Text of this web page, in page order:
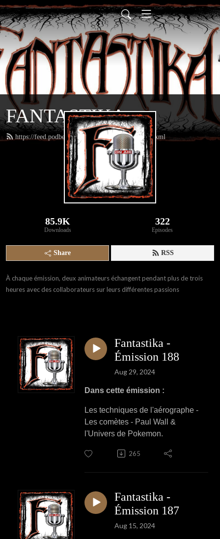
FANTASTIKA
https://feed.podbean.com/fantastikaradioweb/feed.xml
85.9K
Downloads
322
Episodes
Share RSS
À chaque émission, deux animateurs échangent pendant plus de trois
heures avec des collaborateurs sur leurs différentes passions
Fantastika -
Émission 188
Aug 29, 2024
Dans cette émission :
Les techniques de l'aérographe -
Les comètes - Paul Wall &
l'Univers de Pokemon.
265
Fantastika -
Émission 187
Aug 15, 2024